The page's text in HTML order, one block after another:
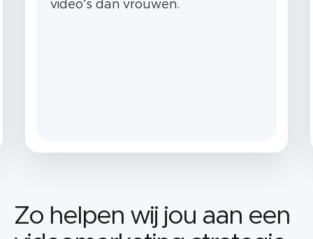
video’s dan vrouwen.
Zo helpen wij jou aan een